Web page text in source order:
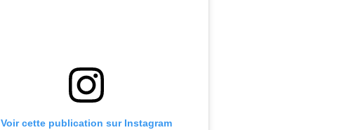
Voir cette publication sur Instagram